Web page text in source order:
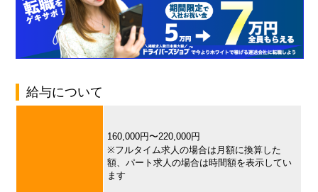
給与について
160,000円〜220,000円
※フルタイム求人の場合は月額に換算した
額、パート求人の場合は時間額を表示してい
ます